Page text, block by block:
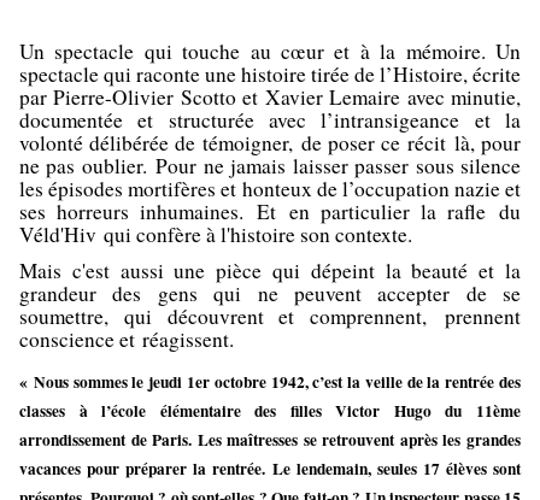
Un spectacle qui touche au cœur et à la mémoire. Un
spectacle qui raconte une histoire tirée de l’Histoire, écrite
parPierre-Olivier Scotto et Xavier Lemaire avec minutie,
documentée et structurée avec l’intransigeance et la
volonté délibérée de témoigner, de poser ce récit là, pour
ne pas oublier. Pour ne jamais laisser passer sous silence
les épisodes mortifères et honteux de l’occupation nazie et
ses horreurs inhumaines. Et en particulier la rafle du
Véld'Hiv qui confère à l'histoire son contexte.
Mais c'est aussi une pièce qui dépeint la beauté et la
grandeur des gens qui ne peuvent accepter de se
soumettre, qui découvrent et comprennent, prennent
conscience et réagissent.
« Nous sommes le jeudi 1er octobre 1942, c’est la veille de la rentrée des
classes à l’école élémentaire des filles Victor Hugo du 11ème
arrondissement de Paris. Les maîtresses se retrouvent après les grandes
vacances pour préparer la rentrée. Le lendemain, seules 17 élèves sont